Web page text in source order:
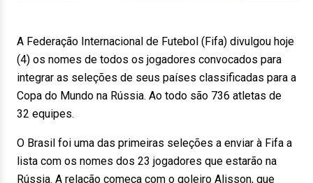
A Federação Internacional de Futebol (Fifa) divulgou hoje
(4) os nomes de todos os jogadores convocados para
integrar as seleções de seus países classificadas para a
Copa do Mundo na Rússia. Ao todo são 736 atletas de
32 equipes.
O Brasil foi uma das primeiras seleções a enviar à Fifa a
lista com os nomes dos 23 jogadores que estarão na
Rússia. A relação começa com o goleiro Alisson, que